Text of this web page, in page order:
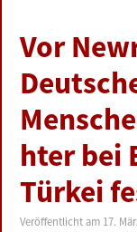
Vor
hter bei
Türkei
Veröffentlicht am 17.